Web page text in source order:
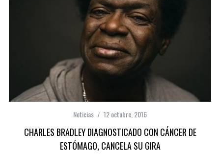
Noticias 12 octubre, 2016
CHARLES BRADLEY DIAGNOSTICADO CON CÁNCER DE
ESTÓMAGO, CANCELA SU GIRA